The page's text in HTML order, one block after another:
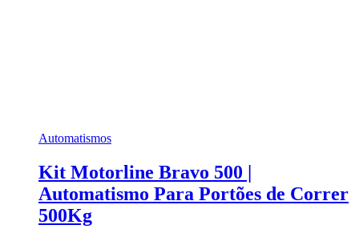
Automatismos
Kit Motorline Bravo 500 |
Automatismo Para Portões de Correr
500Kg